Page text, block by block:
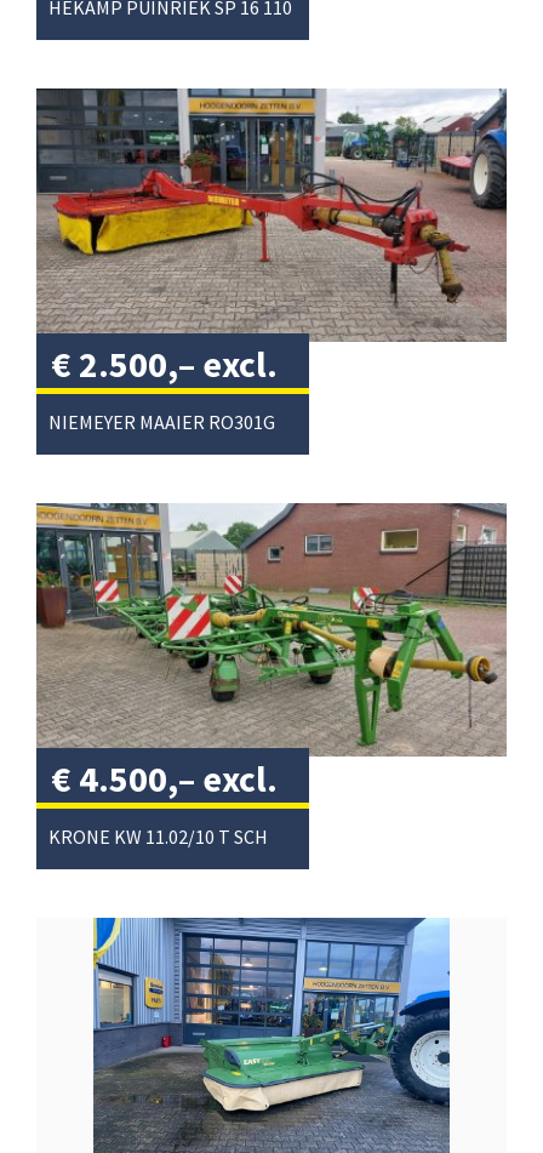
HEKAMP PUINRIEK SP 16 110
btw/
NIEMEYER MAAIER RO301G
€ 2.500,– excl.
btw/
€ 4.500,– excl.
btw/